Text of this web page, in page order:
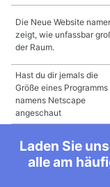
Die Neue Website
zeigt, wie unfassbar
der Raum.
Hast du dir jemals die
Größe eines Programms
namens Netscape
angeschaut
Laden Sie
alle am